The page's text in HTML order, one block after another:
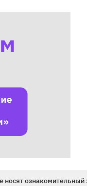
ознакомительный